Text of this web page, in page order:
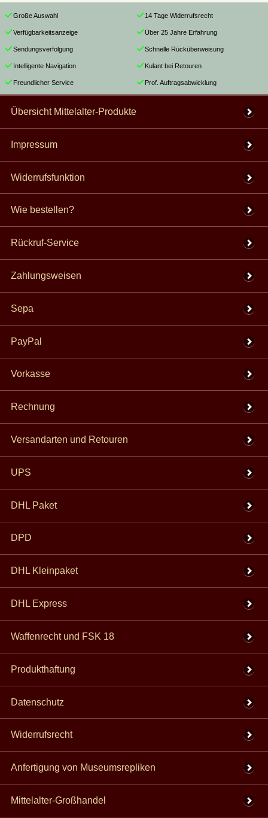
Große Auswahl
Verfügbarkeitsanzeige
Sendungsverfolgung
Intelligente Navigation
Freundlicher Service
14 Tage Widerrufsrecht
Über 25 Jahre Erfahrung
Schnelle Rücküberweisung
Kulant bei Retouren
Prof. Auftragsabwicklung
Übersicht Mittelalter-Produkte
Impressum
Widerrufsfunktion
Wie bestellen?
Rückruf-Service
Zahlungsweisen
Sepa
PayPal
Vorkasse
Rechnung
Versandarten und Retouren
UPS
DHL Paket
DPD
DHL Kleinpaket
DHL Express
Waffenrecht und FSK 18
Produkthaftung
Datenschutz
Widerrufsrecht
Anfertigung von Museumsrepliken
Mittelalter-Großhandel